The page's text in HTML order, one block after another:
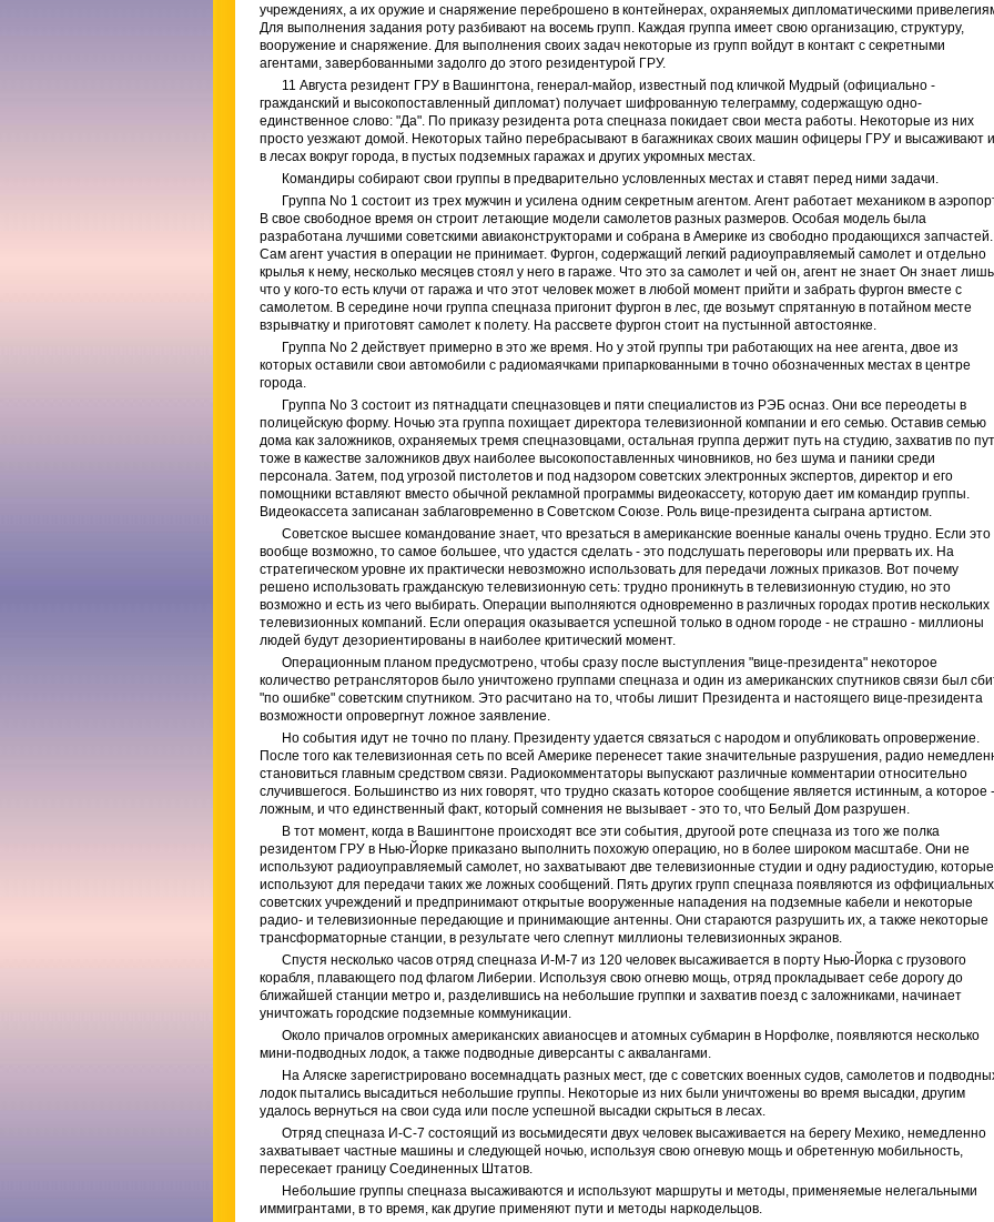
учреждениях, а их оружие и снаряжение переброшено в контейнерах, охраняемых дипломатическими
Для выполнения задания роту разбивают на восемь групп. Каждая группа имеет свою организацию, структуру,
вооружение и снаряжение. Для выполнения своих задач некоторые из групп войдут в контакт с секретными
агентами, завербованными задолго до этого резидентурой ГРУ.
11 Августа резидент ГРУ в Вашингтона, генерал-майор, известный под кличкой Мудрый (официально -
гражданский и высокопоставленный дипломат) получает шифрованную телеграмму, содержащую одно-
единственное слово: "Да". По приказу резидента рота спецназа покидает свои места работы. Некоторые из них
просто уезжают домой. Некоторых тайно перебрасывают в багажниках своих машин офицеры ГРУ и высаживают
в лесах вокруг города, в пустых подземных гаражах и других укромных местах.
Командиры собирают свои группы в предварительно условленных местах и ставят перед ними задачи.
Группа No 1 состоит из трех мужчин и усилена одним секретным агентом. Агент работает механиком в
В свое свободное время он строит летающие модели самолетов разных размеров. Особая модель была
разработана лучшими советскими авиаконструкторами и собрана в Америке из свободно продающихся запчастей.
Сам агент участия в операции не принимает. Фургон, содержащий легкий радиоуправляемый самолет и отдельно
крылья к нему, несколько месяцев стоял у него в гараже. Что это за самолет и чей он, агент не знает Он знает
что у кого-то есть клучи от гаража и что этот человек может в любой момент прийти и забрать фургон вместе с
самолетом. В середине ночи группа спецназа пригонит фургон в лес, где возьмут спрятанную в потайном месте
взрывчатку и приготовят самолет к полету. На рассвете фургон стоит на пустынной автостоянке.
Группа No 2 действует примерно в это же время. Но у этой группы три работающих на нее агента, двое из
которых оставили свои автомобили с радиомаячками припаркованными в точно обозначенных местах в центре
города.
Группа No 3 состоит из пятнадцати спецназовцев и пяти специалистов из РЭБ осназ. Они все переодеты в
полицейскую форму. Ночью эта группа похищает директора телевизионной компании и его семью. Оставив семью
дома как заложников, охраняемых тремя спецназовцами, остальная группа держит путь на студию, захватив по
тоже в кажестве заложников двух наиболее высокопоставленных чиновников, но без шума и паники среди
персонала. Затем, под угрозой пистолетов и под надзором советских электронных экспертов, директор и его
помощники вставляют вместо обычной рекламной программы видеокассету, которую дает им командир группы.
Видеокассета записанан заблаговременно в Советском Союзе. Роль вице-президента сыграна артистом.
Советское высшее командование знает, что врезаться в американские военные каналы очень трудно. Если это
вообще возможно, то самое большее, что удастся сделать - это подслушать переговоры или прервать их. На
стратегическом уровне их практически невозможно использовать для передачи ложных приказов. Вот почему
решено использовать гражданскую телевизионную сеть: трудно проникнуть в телевизионную студию, но это
возможно и есть из чего выбирать. Операции выполняются одновременно в различных городах против нескольких
телевизионных компаний. Если операция оказывается успешной только в одном городе - не страшно - миллионы
людей будут дезориентированы в наиболее критический момент.
Операционным планом предусмотрено, чтобы сразу после выступления "вице-президента" некоторое
количество ретрансляторов было уничтожено группами спецназа и один из американских спутников связи был
"по ошибке" советским спутником. Это расчитано на то, чтобы лишит Президента и настоящего вице-президента
возможности опровергнут ложное заявление.
Но события идут не точно по плану. Президенту удается связаться с народом и опубликовать опровержение.
После того как телевизионная сеть по всей Америке перенесет такие значительные разрушения, радио
становиться главным средством связи. Радиокомментаторы выпускают различные комментарии относительно
случившегося. Большинство из них говорят, что трудно сказать которое сообщение является истинным, а которое -
ложным, и что единственный факт, который сомнения не вызывает - это то, что Белый Дом разрушен.
В тот момент, когда в Вашингтоне происходят все эти события, другоой роте спецназа из того же полка
резидентом ГРУ в Нью-Йорке приказано выполнить похожую операцию, но в более широком масштабе. Они не
используют радиоуправляемый самолет, но захватывают две телевизионные студии и одну радиостудию, которые
используют для передачи таких же ложных сообщений. Пять других групп спецназа появляются из оффициальных
советских учреждений и предпринимают открытые вооруженные нападения на подземные кабели и некоторые
радио- и телевизионные передающие и принимающие антенны. Они стараются разрушить их, а также некоторые
трансформаторные станции, в результате чего слепнут миллионы телевизионных экранов.
Спустя несколько часов отряд спецназа И-М-7 из 120 человек высаживается в порту Нью-Йорка с грузового
корабля, плавающего под флагом Либерии. Используя свою огневю мощь, отряд прокладывает себе дорогу до
ближайшей станции метро и, разделившись на небольшие группки и захватив поезд с заложниками, начинает
уничтожать городские подземные коммуникации.
Около причалов огромных американских авианосцев и атомных субмарин в Норфолке, появляются несколько
мини-подводных лодок, а также подводные диверсанты с аквалангами.
На Аляске зарегистрировано восемнадцать разных мест, где с советских военных судов, самолетов и
лодок пытались высадиться небольшие группы. Некоторые из них были уничтожены во время высадки, другим
удалось вернуться на свои суда или после успешной высадки скрыться в лесах.
Отряд спецназа И-С-7 состоящий из восьмидесяти двух человек высаживается на берегу Мехико, немедленно
захватывает частные машины и следующей ночью, используя свою огневую мощь и обретенную мобильность,
пересекает границу Соединенных Штатов.
Небольшие группы спецназа высаживаются и используют маршруты и методы, применяемые нелегальными
иммигрантами, в то время, как другие применяют пути и методы наркодельцов.